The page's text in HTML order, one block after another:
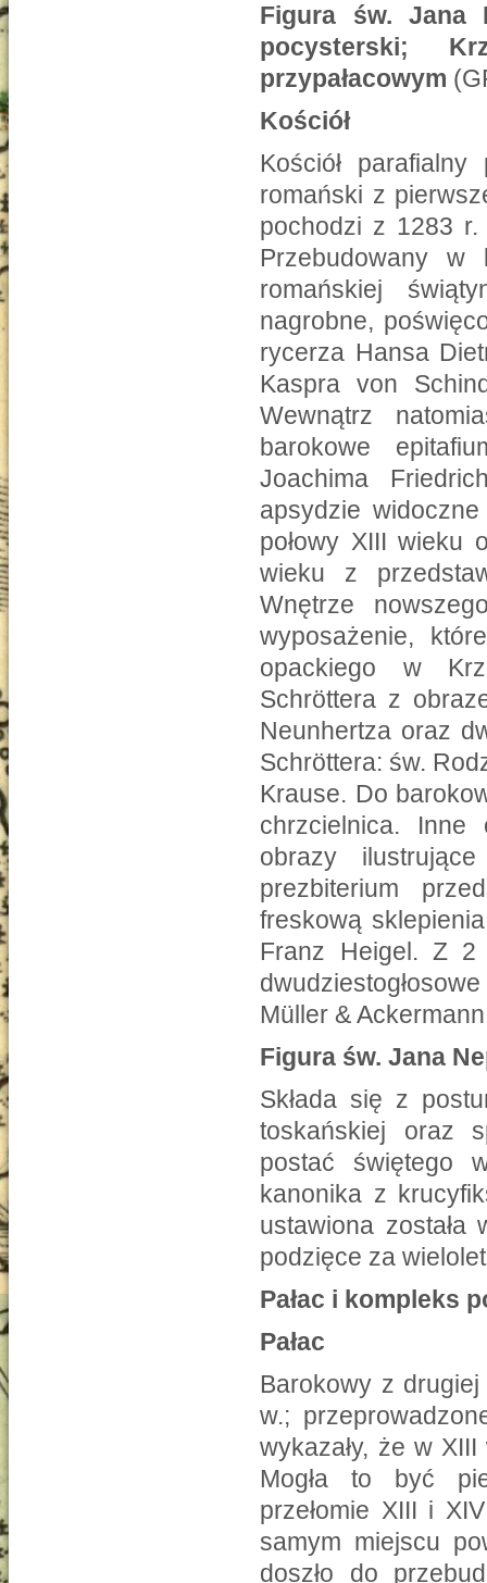
Figura św. Jana
pocysterski;
przypałacowym
Kościół
Kościół
romański z
pochodzi z 1283 r.
Przebudowany
romańskiej
nagrobne,
rycerza Hansa
Kaspra von
Wewnątrz
barokowe
Joachima
apsydzie
połowy XIII wieku
wieku z
Wnętrze
wyposażenie,
opackiego w
Schröttera z
Neunhertza oraz
Schröttera: św.
Krause. Do
chrzcielnica. Inne
obrazy
prezbiterium
freskową
Franz Heigel. Z 2
Müller &
Figura św. Jana
Składa się z
toskańskiej oraz
postać świętego
kanonika z
ustawiona
podzięce za
Pałac i kompleks
Pałac
Barokowy z
w.;
wykazały, że w
Mogła to być
przełomie XIII i
samym miejscu
doszło do